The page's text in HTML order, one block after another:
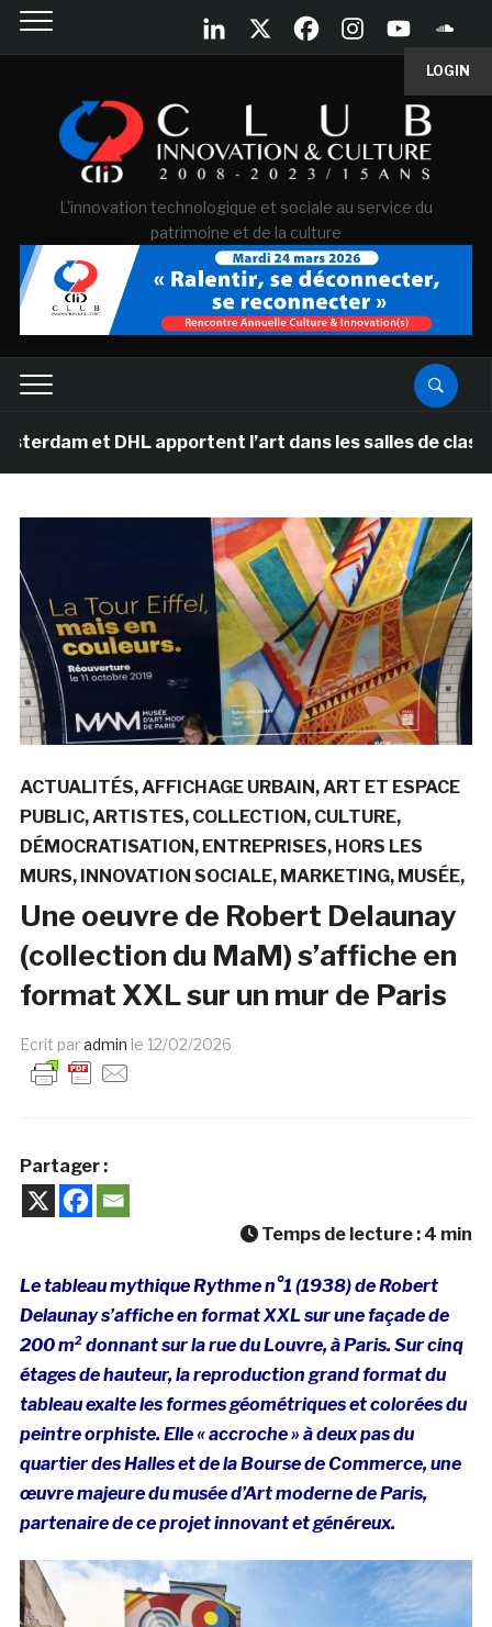
LOGIN
L'innovation technologique et sociale au service du
patrimoine et de la culture
et DHL apportent l’art dans les salles de classe des
ACTUALITÉS AFFICHAGE URBAIN ART ET ESPACE
PUBLIC ARTISTES COLLECTION CULTURE
DÉMOCRATISATION ENTREPRISES HORS LES
MURS INNOVATION SOCIALE MARKETING MUSÉE
Une oeuvre de Robert Delaunay
(collection du MaM) s’affiche en
format XXL sur un mur de Paris
Ecrit paradmin le 12/02/2026
Partager :
Temps de lecture : 4 min
Le tableau mythique Rythme n°1 (1938) de Robert
Delaunay s’affiche en format XXL sur une façade de
200 m² donnant sur la rue du Louvre, à Paris. Sur cinq
étages de hauteur, la reproduction grand format du
tableau exalte les formes géométriques et colorées du
peintre orphiste. Elle « accroche » à deux pas du
quartier des Halles et de la Bourse de Commerce, une
œuvre majeure du musée d’Art moderne de Paris,
partenaire de ce projet innovant et généreux.